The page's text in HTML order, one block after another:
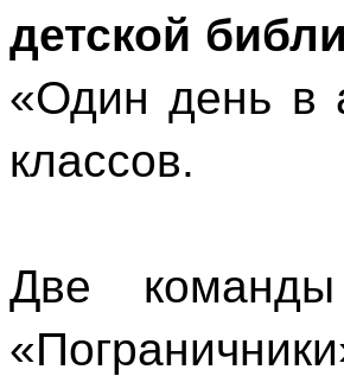
детской
«Один день в
классов.
Две